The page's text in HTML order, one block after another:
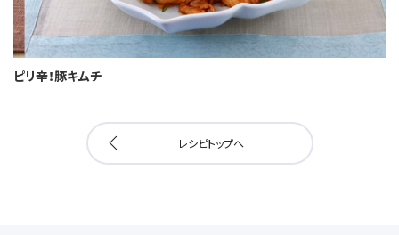
ピリ辛！豚キムチ
レシピトップへ